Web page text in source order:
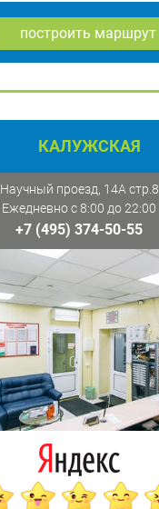
построить маршрут
КАЛУЖСКАЯ
Научный проезд, 14А стр.8
Ежедневно с 8:00 до 22:00
+7 (495) 374-50-55